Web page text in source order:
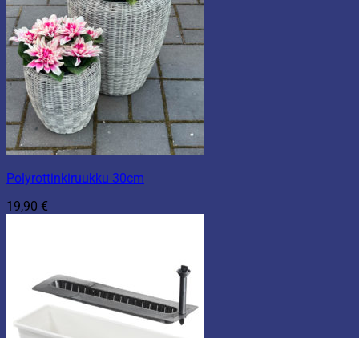
Polyrottinkiruukku 30cm
19,90 €